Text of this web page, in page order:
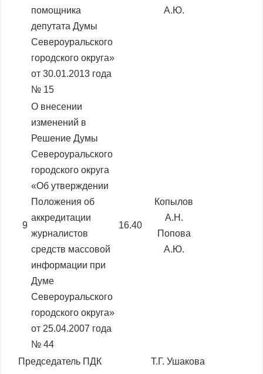
помощника
депутата Думы
Североуральского
городского округа»
от 30.01.2013 года
№ 15
А.Ю.
9
О внесении
изменений в
Решение Думы
Североуральского
городского округа
«Об утверждении
Положения об
аккредитации
журналистов
средств массовой
информации при
Думе
Североуральского
городского округа»
от 25.04.2007 года
№ 44
16.40
Копылов
А.Н.
Попова
А.Ю.
Председатель ПДК Т.Г. Ушакова